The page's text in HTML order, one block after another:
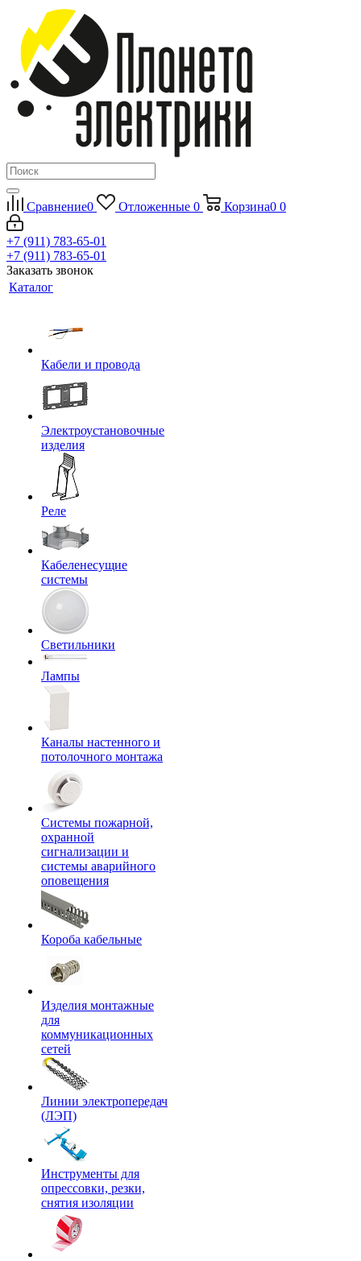
Сравнение0 Отложенные 0 Корзина0 0
+7 (911) 783-65-01
+7 (911) 783-65-01
Заказать звонок
Каталог
Кабели и провода
Электроустановочные
изделия
Реле
Кабеленесущие
системы
Светильники
Лампы
Каналы настенного и
потолочного монтажа
Системы пожарной,
охранной
сигнализации и
системы аварийного
оповещения
Короба кабельные
Изделия монтажные
для
коммуникационных
сетей
Линии электропередач
(ЛЭП)
Инструменты для
опрессовки, резки,
снятия изоляции